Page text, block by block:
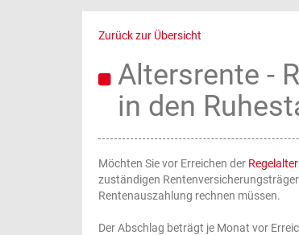
Zurück zur Übersicht
Altersrente -
in den
Möchten Sie vor Erreichen der
zuständigen
Rentenauszahlung rechnen müssen.
Der Abschlag beträgt je Monat vor